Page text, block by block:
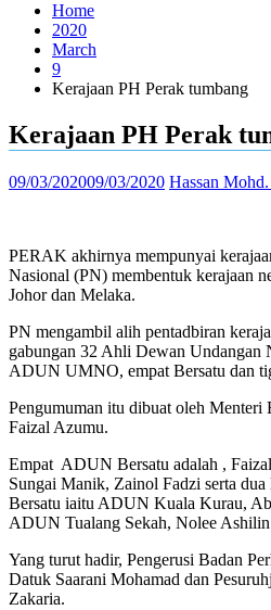
Home
2020
March
9
Kerajaan PH Perak tumbang
Kerajaan PH Perak
09/03/202009/03/2020 Hassan
PERAK akhirnya mempunyai
Nasional (PN) membentuk kerajaan
Johor dan Melaka.
PN mengambil alih pentadbiran
gabungan 32 Ahli Dewan
ADUN UMNO, empat Bersatu dan
Pengumuman itu dibuat oleh Menteri
Faizal Azumu.
Empat ADUN Bersatu adalah ,
Sungai Manik, Zainol Fadzi serta
Bersatu iaitu ADUN Kuala Kurau,
ADUN Tualang Sekah, Nolee
Yang turut hadir, Pengerusi Badan
Datuk Saarani Mohamad dan
Zakaria.